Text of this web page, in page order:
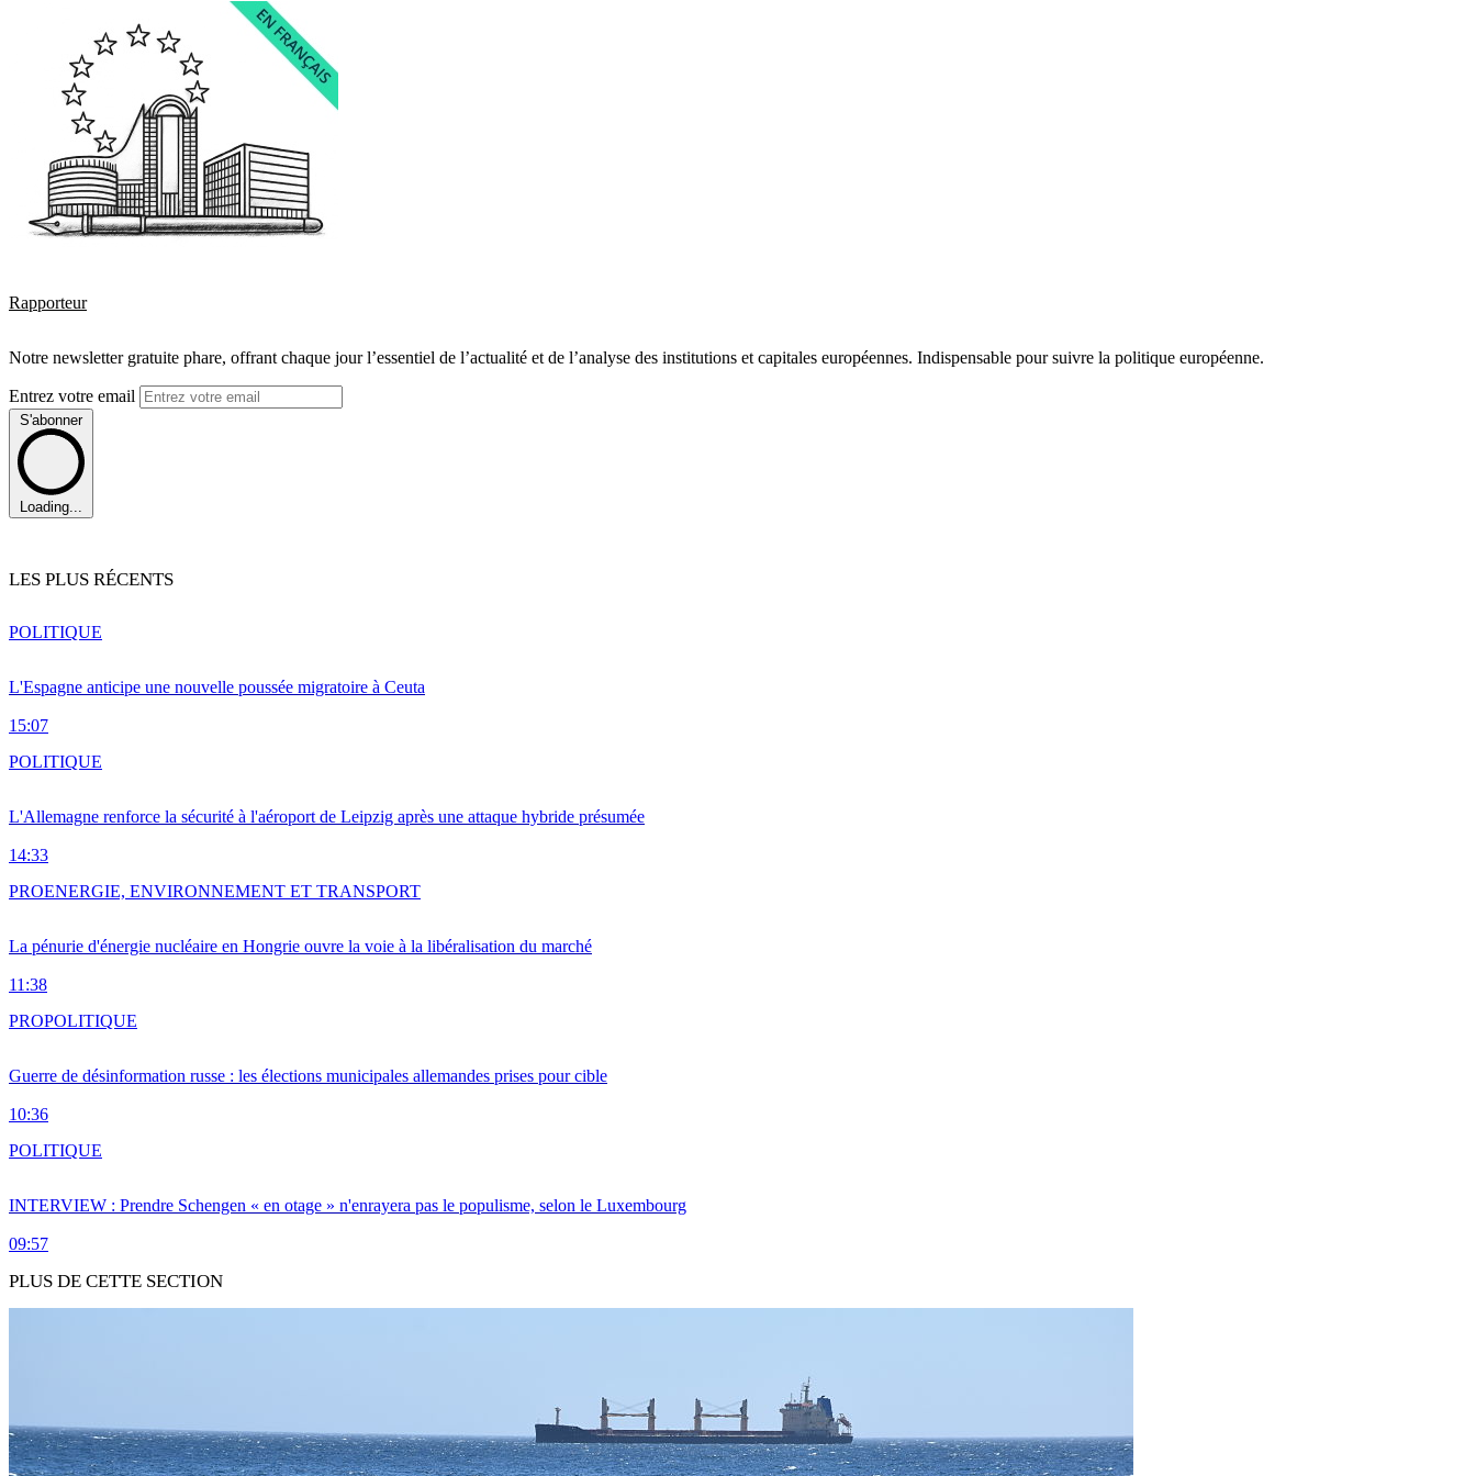
Rapporteur
Notre newsletter gratuite phare, offrant chaque jour l’essentiel de l’actualité et de l’analyse des institutions et capitales européennes. Indispensable pour suivre la politique européenne.
Entrez votre email
S'abonner
Loading...
LES PLUS RÉCENTS
L'Espagne anticipe une nouvelle poussée migratoire à Ceuta
15:07
POLITIQUE
L'Allemagne renforce la sécurité à l'aéroport de Leipzig après une attaque hybride présumée
14:33
POLITIQUE
La pénurie d'énergie nucléaire en Hongrie ouvre la voie à la libéralisation du marché
11:38
PROENERGIE, ENVIRONNEMENT ET TRANSPORT
Guerre de désinformation russe : les élections municipales allemandes prises pour cible
10:36
PROPOLITIQUE
INTERVIEW : Prendre Schengen « en otage » n'enrayera pas le populisme, selon le Luxembourg
09:57
POLITIQUE
PLUS DE CETTE SECTION